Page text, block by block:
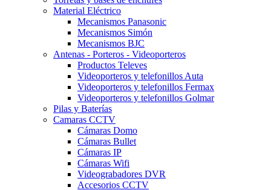
Material Eléctrico
Mecanismos Panasonic
Mecanismos Simón
Mecanismos BJC
Antenas - Porteros - Videoporteros
Productos Televes
Videoporteros y telefonillos Auta
Videoporteros y telefonillos Fermax
Videoporteros y telefonillos Golmar
Pilas y Baterías
Camaras CCTV
Cámaras Domo
Cámaras Bullet
Cámaras IP
Cámaras Wifi
Videograbadores DVR
Accesorios CCTV